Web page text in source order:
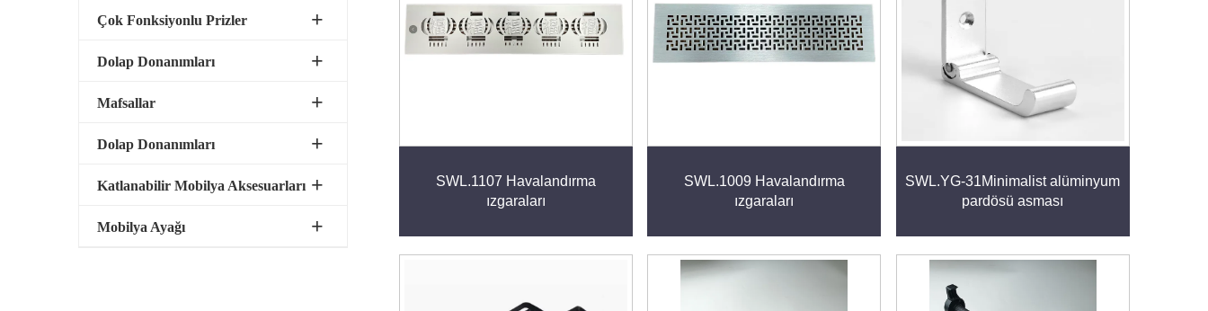
Çok Fonksiyonlu Prizler
Dolap Donanımları
Mafsallar
Dolap Donanımları
Katlanabilir Mobilya Aksesuarları
Mobilya Ayağı
SWL.1107 Havalandırma
ızgaraları
SWL.1009 Havalandırma
ızgaraları
SWL.YG-31Minimalist alüminyum
pardösü asması